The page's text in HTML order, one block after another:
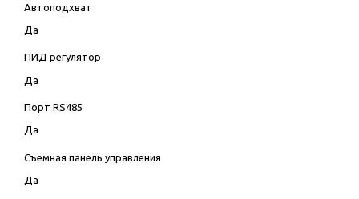
Автоподхват
Да
ПИД регулятор
Да
Порт RS485
Да
Съемная панель управления
Да